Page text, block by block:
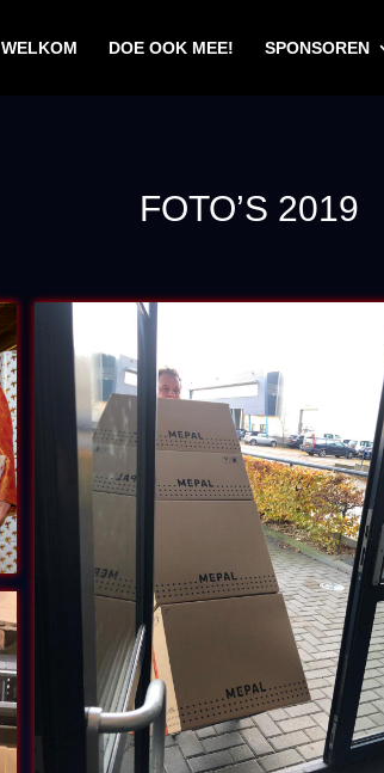
WELKOM DOE OOK MEE! SPONSOREN
FOTO’S 2019